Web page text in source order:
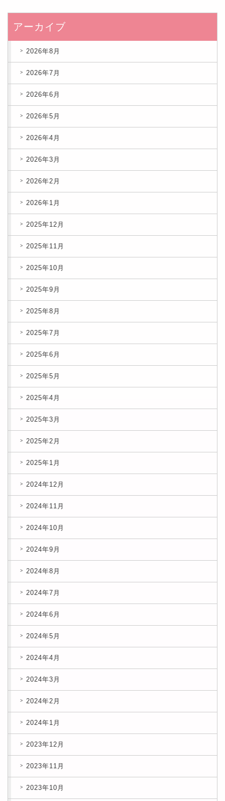
アーカイブ
2026年8月
2026年7月
2026年6月
2026年5月
2026年4月
2026年3月
2026年2月
2026年1月
2025年12月
2025年11月
2025年10月
2025年9月
2025年8月
2025年7月
2025年6月
2025年5月
2025年4月
2025年3月
2025年2月
2025年1月
2024年12月
2024年11月
2024年10月
2024年9月
2024年8月
2024年7月
2024年6月
2024年5月
2024年4月
2024年3月
2024年2月
2024年1月
2023年12月
2023年11月
2023年10月